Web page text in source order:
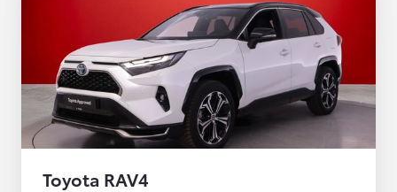
Toyota RAV4